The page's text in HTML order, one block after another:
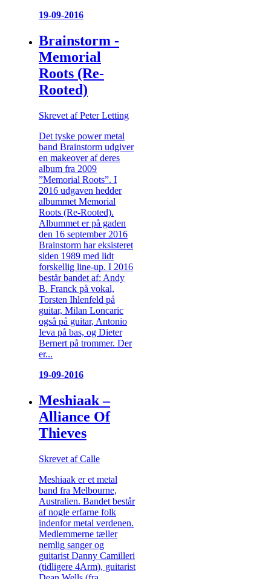
19-09-2016
Brainstorm -
Memorial
Roots (Re-
Rooted)
Skrevet af Peter Letting
Det tyske power metal
band Brainstorm udgiver
en makeover af deres
album fra 2009
”Memorial Roots”. I
2016 udgaven hedder
albummet Memorial
Roots (Re-Rooted).
Albummet er på gaden
den 16 september 2016
Brainstorm har eksisteret
siden 1989 med lidt
forskellig line-up. I 2016
består bandet af: Andy
B. Franck på vokal,
Torsten Ihlenfeld på
guitar, Milan Loncaric
også på guitar, Antonio
Ieva på bas, og Dieter
Bernert på trommer. Der
er...
19-09-2016
Meshiaak –
Alliance Of
Thieves
Skrevet af Calle
Meshiaak er et metal
band fra Melbourne,
Australien. Bandet består
af nogle erfarne folk
indenfor metal verdenen.
Medlemmerne tæller
nemlig sanger og
guitarist Danny Camilleri
(tidligere 4Arm), guitarist